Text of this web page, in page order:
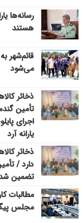
رسانه‌ها
هستند
قائم‌شهر
می‌شود
ذخائر
اجرای
یارانه آرد
ذخائر
تضمین
مطالبات
مجلس